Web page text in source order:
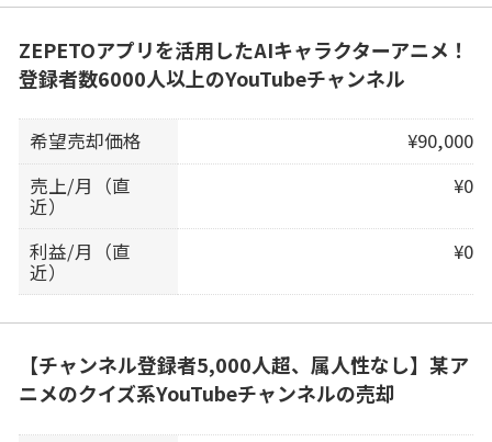
ZEPETOアプリを活用したAIキャラクターアニメ！
登録者数6000人以上のYouTubeチャンネル
希望売却価格
¥90,000
売上/月（直
近）
¥0
利益/月（直
近）
¥0
【チャンネル登録者5,000人超、属人性なし】某ア
ニメのクイズ系YouTubeチャンネルの売却